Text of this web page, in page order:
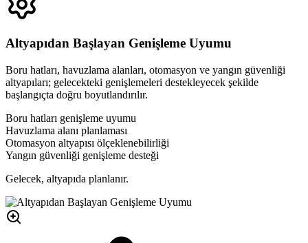
Altyapıdan Başlayan Genişleme Uyumu
Boru hatları, havuzlama alanları, otomasyon ve yangın güvenliği
altyapıları; gelecekteki genişlemeleri destekleyecek şekilde
başlangıçta doğru boyutlandırılır.
Boru hatları genişleme uyumu
Havuzlama alanı planlaması
Otomasyon altyapısı ölçeklenebilirliği
Yangın güvenliği genişleme desteği
Gelecek, altyapıda planlanır.